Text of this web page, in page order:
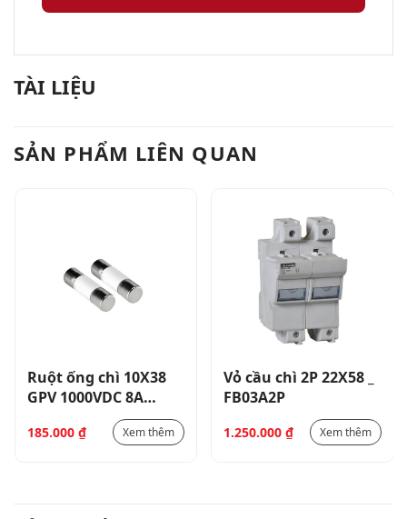
TÀI LIỆU
SẢN PHẨM LIÊN QUAN
Ruột ống chì 10X38
GPV 1000VDC 8A
30KA_ FE01D00800
185.000 ₫ Xem thêm
Vỏ cầu chì 2P 22X58 _
FB03A2P
1.250.000 ₫ Xem thêm